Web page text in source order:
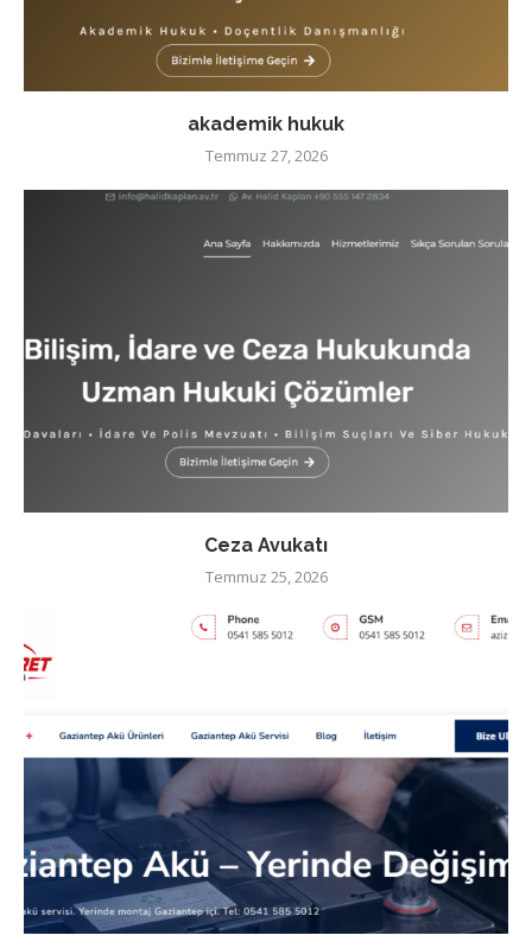
akademik hukuk
Temmuz 27, 2026
Ceza Avukatı
Temmuz 25, 2026